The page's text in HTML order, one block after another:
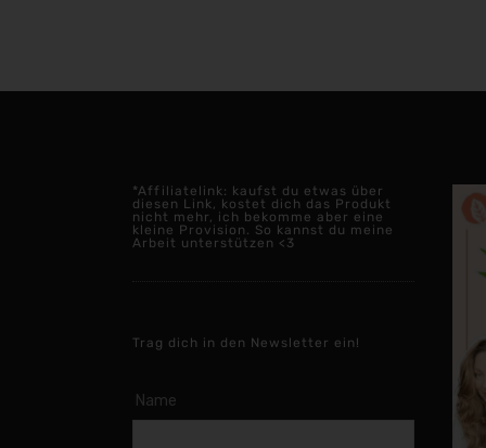
*Affiliatelink: kaufst du etwas über
diesen Link, kostet dich das Produkt
nicht mehr, ich bekomme aber eine
kleine Provision. So kannst du meine
Arbeit unterstützen <3
Trag dich in den Newsletter ein!
Name